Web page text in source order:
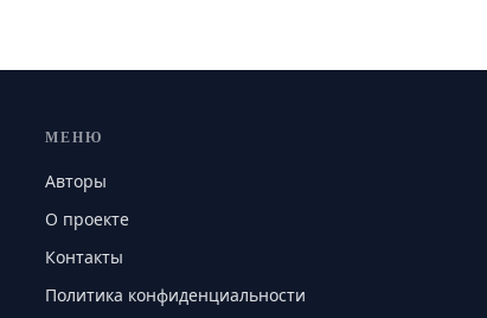
МЕНЮ
Авторы
О проекте
Контакты
Политика конфиденциальности